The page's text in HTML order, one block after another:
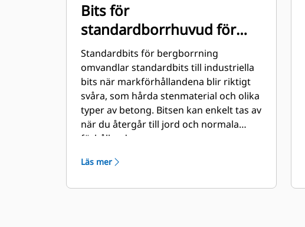
Bits för
standardborrhuvud för
bergborrning
(bultmonterade)
Standardbits för bergborrning
omvandlar standardbits till industriella
bits när markförhållandena blir riktigt
svåra, som hårda stenmaterial och olika
typer av betong. Bitsen kan enkelt tas av
när du återgår till jord och normala
förhållanden.
Läs mer